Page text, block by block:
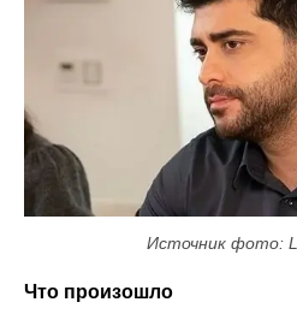
Источник фото:
Что произошло